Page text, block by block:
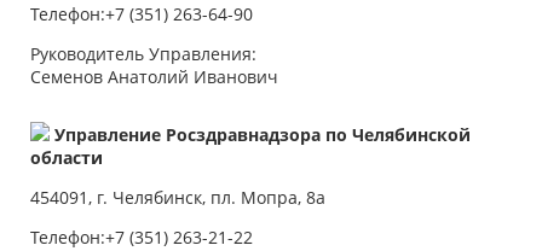
Телефон:+7 (351) 263-64-90
Руководитель Управления:
Семенов Анатолий Иванович
Управление Росздравнадзора по Челябинской
области
454091, г. Челябинск, пл. Мопра, 8а
Телефон:+7 (351) 263-21-22